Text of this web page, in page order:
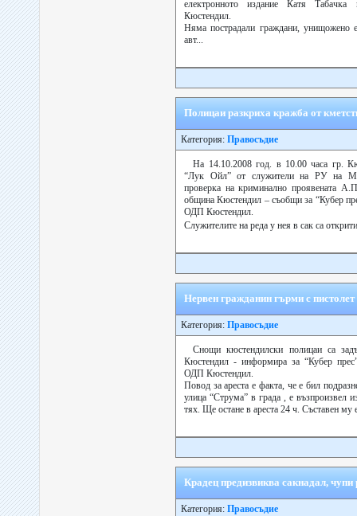
електронното издание Катя
Кюстендил.
Няма пострадали граждани, унищожено
авт...
Полицаи разкриха кражба от
Категория: Правосъдие
На 14.10.2008 год. в 10.00 часа гр.
“Лук Ойл” от служители на РУ на
проверка на криминално проявената
община Кюстендил – съобщи за “Кубер
ОДП Кюстендил.
Служителите на реда у нея в сак са
Нервен гражданин гърми с пистолет
Категория: Правосъдие
Снощи кюстендилски полицаи са
Кюстендил - информира за “Кубер
ОДП Кюстендил.
Повод за ареста е факта, че е бил
улица “Струма” в града , е възпроизвел
тях. Ще остане в ареста 24 ч. Съставен му
Крадец предизвиква сакнадал,
Категория: Правосъдие